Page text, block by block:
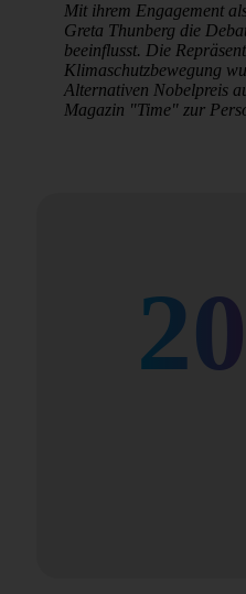
Mit ihrem Engagement
Greta Thunberg die
beeinflusst. Die
Klimaschutzbewegung
Alternativen Nobelpreis
Magazin "Time" zur